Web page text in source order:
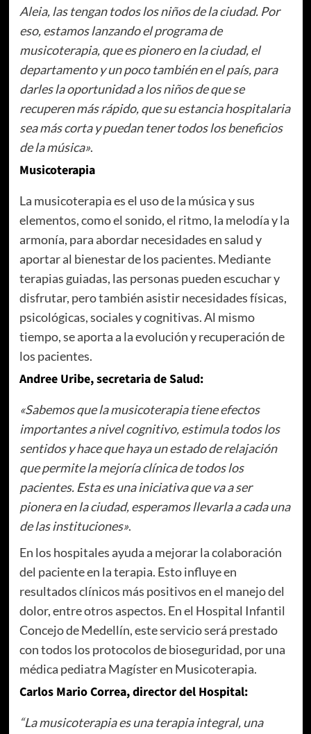
Aleia, las tengan todos los niños de la ciudad. Por
eso, estamos lanzando el programa de
musicoterapia, que es pionero en la ciudad, el
departamento y un poco también en el país, para
darles la oportunidad a los niños de que se
recuperen más rápido, que su estancia hospitalaria
sea más corta y puedan tener todos los beneficios
de la música».
Musicoterapia
La musicoterapia es el uso de la música y sus
elementos, como el sonido, el ritmo, la melodía y la
armonía, para abordar necesidades en salud y
aportar al bienestar de los pacientes. Mediante
terapias guiadas, las personas pueden escuchar y
disfrutar, pero también asistir necesidades físicas,
psicológicas, sociales y cognitivas. Al mismo
tiempo, se aporta a la evolución y recuperación de
los pacientes.
Andree Uribe, secretaria de Salud:
«Sabemos que la musicoterapia tiene efectos
importantes a nivel cognitivo, estimula todos los
sentidos y hace que haya un estado de relajación
que permite la mejoría clínica de todos los
pacientes. Esta es una iniciativa que va a ser
pionera en la ciudad, esperamos llevarla a cada una
de las instituciones».
En los hospitales ayuda a mejorar la colaboración
del paciente en la terapia. Esto influye en
resultados clínicos más positivos en el manejo del
dolor, entre otros aspectos. En el Hospital Infantil
Concejo de Medellín, este servicio será prestado
con todos los protocolos de bioseguridad, por una
médica pediatra Magíster en Musicoterapia.
Carlos Mario Correa, director del Hospital:
“La musicoterapia es una terapia integral, una